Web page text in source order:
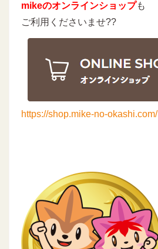
mikeのオンラインショップも
ご利用くださいませ??
https://shop.mike-no-okashi.com/